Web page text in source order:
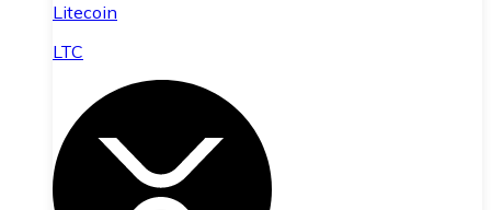
Litecoin
LTC